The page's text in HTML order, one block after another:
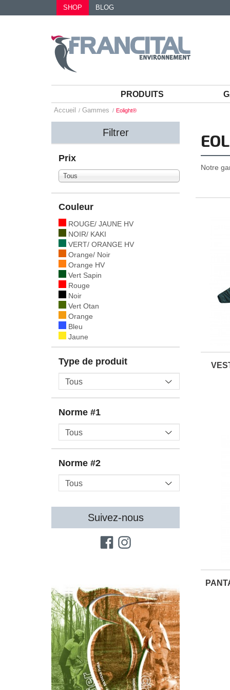
SHOP BLOG
PRODUITS
Accueil Gammes Eolight®
Filtrer
Prix
Tous
Couleur
ROUGE/ JAUNE HV
NOIR/ KAKI
VERT/ ORANGE HV
Orange/ Noir
Orange HV
Vert Sapin
Rouge
Noir
Vert Otan
Orange
Bleu
Jaune
Type de produit
Norme #1
Norme #2
Suivez-nous
Notre